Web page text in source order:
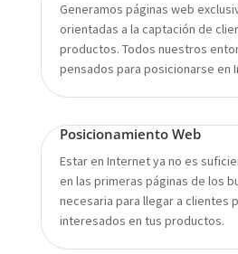
Generamos páginas web
orientadas a la captación de
productos. Todos nuestros
pensados para posicionarse en
Posicionamiento Web
Estar en Internet ya no es
en las primeras páginas de los
necesaria para llegar a clientes
interesados en tus productos.